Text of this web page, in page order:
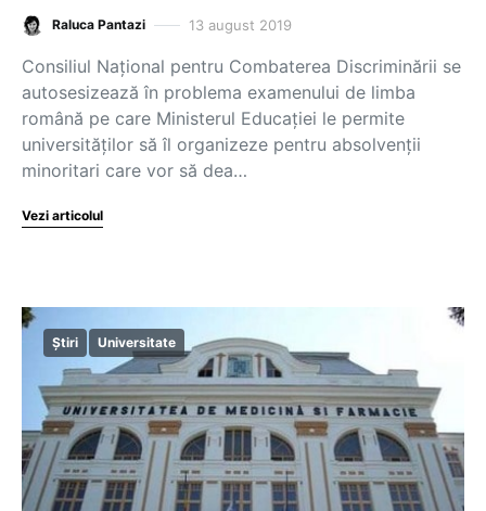
Raluca Pantazi 13 august 2019
Consiliul Național pentru Combaterea Discriminării se
autosesizează în problema examenului de limba
română pe care Ministerul Educației le permite
universităților să îl organizeze pentru absolvenții
minoritari care vor să dea…
Vezi articolul
Știri Universitate